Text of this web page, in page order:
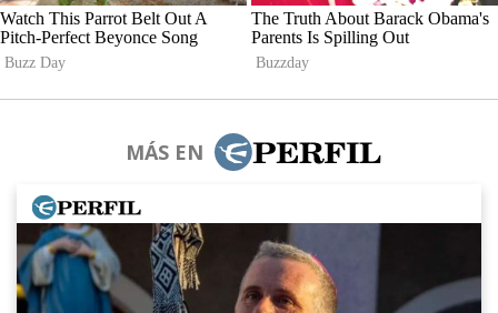
MÁS EN